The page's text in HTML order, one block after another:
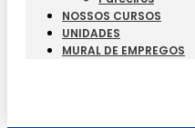
NOSSOS CURSOS
UNIDADES
MURAL DE EMPREGOS